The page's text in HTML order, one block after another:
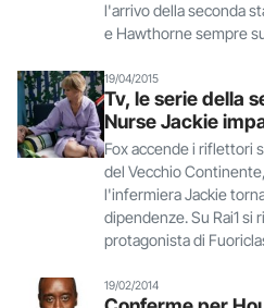
l'arrivo della seconda
e Hawthorne sempre
19/04/2015
Tv, le serie della
Nurse Jackie
Fox accende i riflettori
del Vecchio
l'infermiera Jackie
dipendenze. Su Rai1 si
protagonista di
19/02/2014